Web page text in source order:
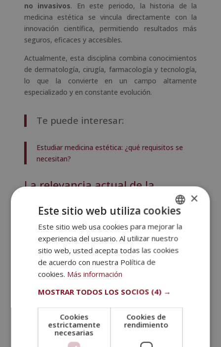
no invasivos. En este periodo, la historia de la
medicina estética se vincula directamente con la
innovación científica, permitiendo resultados más
seguros, eficaces y accesibles.
Actualmente, esta disciplina combina conocimientos
de dermatología, cirugía, farmacología y tecnología,
lo que la convierte en un campo altamente
especializado y en constante evolución.
Te puede interesar:
Estudiar medicina estética: ¿qué requisitos se
necesitan?
La relevancia actual de la
medicina estética en la sociedad
En la actualidad, la medicina estética ha dejado de
ser un lujo para convertirse en unaherramienta de
y confianza personal. La creciente
demanda de tratamientos mínimamente invasivos
refleja un cambio cultural donde la estética se asocia
de profesionales altamente cualificados. Comprender
la historia de la medicina estética permite a los
futuros especialistas aplicar técnicas y entender el
impacto social de su trabajo.
SPANISH
PORTUGUESE
×
Este sitio web utiliza cookies
Este sitio web usa cookies para mejorar la
experiencia del usuario. Al utilizar nuestro
sitio web, usted acepta todas las cookies
de acuerdo con nuestra Política de
cookies. Más información
MOSTRAR TODOS LOS SOCIOS (4) →
Cookies
estrictamente
necesarias
Cookies de
rendimiento